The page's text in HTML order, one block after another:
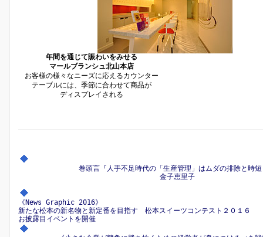
年間を通じて賑わいをみせる
マールブランシュ北山本店
お客様の様々なニーズに応えるカウンター
テーブルには、季節に合わせて商品が
ディスプレイされる
巻頭言『人手不足時代の「生産管理」はムダの排除と時短
金子恵里子
《News Graphic 2016》
新たな松本の新名物と新定番を目指す 松本スイーツコンテスト２０１６
お披露目イベントを開催